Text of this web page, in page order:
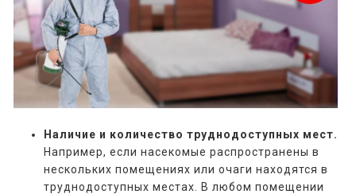
Наличие и количество труднодоступных мест.
Например, если насекомые распространены в
нескольких помещениях или очаги находятся в
труднодоступных местах. В любом помещении